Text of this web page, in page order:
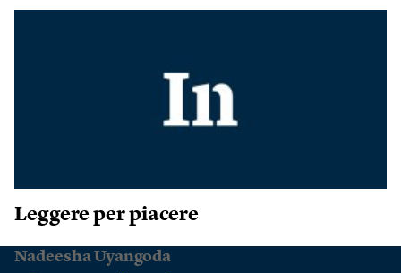
Leggere per piacere
Nadeesha Uyangoda